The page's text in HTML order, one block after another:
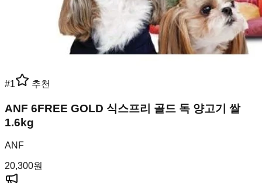
#1 추천
ANF 6FREE GOLD 식스프리 골드 독 양고기 쌀
1.6kg
ANF
20,300원